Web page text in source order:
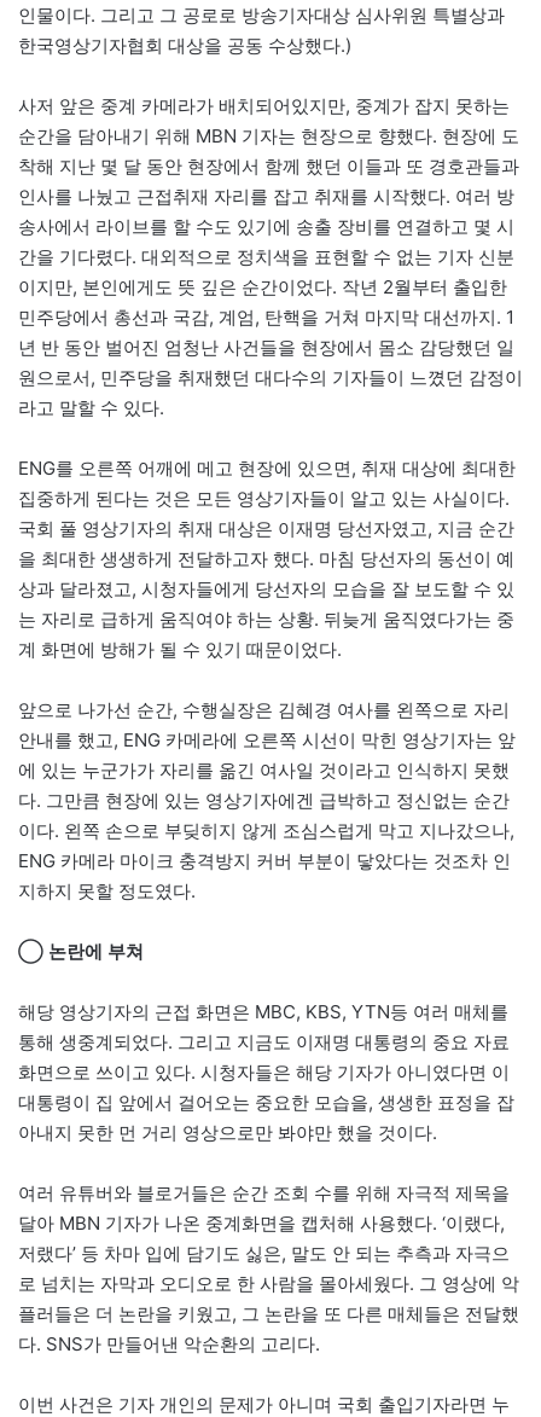
인물이다. 그리고 그 공로로 방송기자대상 심사위원 특별상과
한국영상기자협회 대상을 공동 수상했다.)
사저 앞은 중계 카메라가 배치되어있지만, 중계가 잡지 못하는
순간을 담아내기 위해 MBN 기자는 현장으로 향했다. 현장에 도
착해 지난 몇 달 동안 현장에서 함께 했던 이들과 또 경호관들과
인사를 나눴고 근접취재 자리를 잡고 취재를 시작했다. 여러 방
송사에서 라이브를 할 수도 있기에 송출 장비를 연결하고 몇 시
간을 기다렸다. 대외적으로 정치색을 표현할 수 없는 기자 신분
이지만, 본인에게도 뜻 깊은 순간이었다. 작년 2월부터 출입한
민주당에서 총선과 국감, 계엄, 탄핵을 거쳐 마지막 대선까지. 1
년 반 동안 벌어진 엄청난 사건들을 현장에서 몸소 감당했던 일
원으로서, 민주당을 취재했던 대다수의 기자들이 느꼈던 감정이
라고 말할 수 있다.
ENG를 오른쪽 어깨에 메고 현장에 있으면, 취재 대상에 최대한
집중하게 된다는 것은 모든 영상기자들이 알고 있는 사실이다.
국회 풀 영상기자의 취재 대상은 이재명 당선자였고, 지금 순간
을 최대한 생생하게 전달하고자 했다. 마침 당선자의 동선이 예
상과 달라졌고, 시청자들에게 당선자의 모습을 잘 보도할 수 있
는 자리로 급하게 움직여야 하는 상황. 뒤늦게 움직였다가는 중
계 화면에 방해가 될 수 있기 때문이었다.
앞으로 나가선 순간, 수행실장은 김혜경 여사를 왼쪽으로 자리
안내를 했고, ENG 카메라에 오른쪽 시선이 막힌 영상기자는 앞
에 있는 누군가가 자리를 옮긴 여사일 것이라고 인식하지 못했
다. 그만큼 현장에 있는 영상기자에겐 급박하고 정신없는 순간
이다. 왼쪽 손으로 부딪히지 않게 조심스럽게 막고 지나갔으나,
ENG 카메라 마이크 충격방지 커버 부분이 닿았다는 것조차 인
지하지 못할 정도였다.
◯ 논란에 부쳐
해당 영상기자의 근접 화면은 MBC, KBS, YTN등 여러 매체를
통해 생중계되었다. 그리고 지금도 이재명 대통령의 중요 자료
화면으로 쓰이고 있다. 시청자들은 해당 기자가 아니였다면 이
대통령이 집 앞에서 걸어오는 중요한 모습을, 생생한 표정을 잡
아내지 못한 먼 거리 영상으로만 봐야만 했을 것이다.
여러 유튜버와 블로거들은 순간 조회 수를 위해 자극적 제목을
달아 MBN 기자가 나온 중계화면을 캡처해 사용했다. ‘이랬다,
저랬다’ 등 차마 입에 담기도 싫은, 말도 안 되는 추측과 자극으
로 넘치는 자막과 오디오로 한 사람을 몰아세웠다. 그 영상에 악
플러들은 더 논란을 키웠고, 그 논란을 또 다른 매체들은 전달했
다. SNS가 만들어낸 악순환의 고리다.
이번 사건은 기자 개인의 문제가 아니며 국회 출입기자라면 누